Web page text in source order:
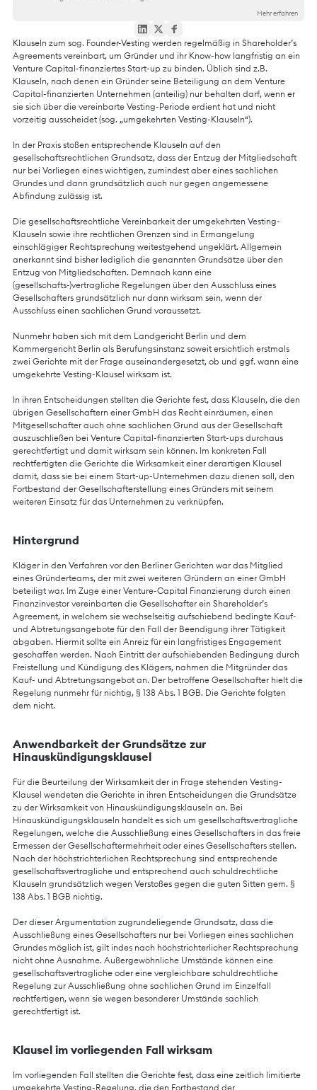
Mehr erfahren
Klauseln zum sog. Founder-Vesting werden regelmäßig in Shareholder’s
Agreements vereinbart, um Gründer und ihr Know-how langfristig an ein
Venture Capital-finanziertes Start-up zu binden. Üblich sind z.B.
Klauseln, nach denen ein Gründer seine Beteiligung an dem Venture
Capital-finanzierten Unternehmen (anteilig) nur behalten darf, wenn er
sie sich über die vereinbarte Vesting-Periode erdient hat und nicht
vorzeitig ausscheidet (sog. „umgekehrten Vesting-Klauseln“).
In der Praxis stoßen entsprechende Klauseln auf den
gesellschaftsrechtlichen Grundsatz, dass der Entzug der Mitgliedschaft
nur bei Vorliegen eines wichtigen, zumindest aber eines sachlichen
Grundes und dann grundsätzlich auch nur gegen angemessene
Abfindung zulässig ist.
Die gesellschaftsrechtliche Vereinbarkeit der umgekehrten Vesting-
Klauseln sowie ihre rechtlichen Grenzen sind in Ermangelung
einschlägiger Rechtsprechung weitestgehend ungeklärt. Allgemein
anerkannt sind bisher lediglich die genannten Grundsätze über den
Entzug von Mitgliedschaften. Demnach kann eine
(gesellschafts-)vertragliche Regelungen über den Ausschluss eines
Gesellschafters grundsätzlich nur dann wirksam sein, wenn der
Ausschluss einen sachlichen Grund voraussetzt.
Nunmehr haben sich mit dem Landgericht Berlin und dem
Kammergericht Berlin als Berufungsinstanz soweit ersichtlich erstmals
zwei Gerichte mit der Frage auseinandergesetzt, ob und ggf. wann eine
umgekehrte Vesting-Klausel wirksam ist.
In ihren Entscheidungen stellten die Gerichte fest, dass Klauseln, die den
übrigen Gesellschaftern einer GmbH das Recht einräumen, einen
Mitgesellschafter auch ohne sachlichen Grund aus der Gesellschaft
auszuschließen bei Venture Capital-finanzierten Start-ups durchaus
gerechtfertigt und damit wirksam sein können. Im konkreten Fall
rechtfertigten die Gerichte die Wirksamkeit einer derartigen Klausel
damit, dass sie bei einem Start-up-Unternehmen dazu dienen soll, den
Fortbestand der Gesellschafterstellung eines Gründers mit seinem
weiteren Einsatz für das Unternehmen zu verknüpfen.
Hintergrund
Kläger in den Verfahren vor den Berliner Gerichten war das Mitglied
eines Gründerteams, der mit zwei weiteren Gründern an einer GmbH
beteiligt war. Im Zuge einer Venture-Capital Finanzierung durch einen
Finanzinvestor vereinbarten die Gesellschafter ein Shareholder’s
Agreement, in welchem sie wechselseitig aufschiebend bedingte Kauf-
und Abtretungsangebote für den Fall der Beendigung ihrer Tätigkeit
abgaben. Hiermit sollte ein Anreiz für ein langfristiges Engagement
geschaffen werden. Nach Eintritt der aufschiebenden Bedingung durch
Freistellung und Kündigung des Klägers, nahmen die Mitgründer das
Kauf- und Abtretungsangebot an. Der betroffene Gesellschafter hielt die
Regelung nunmehr für nichtig, § 138 Abs. 1 BGB. Die Gerichte folgten
dem nicht.
Anwendbarkeit der Grundsätze zur
Hinauskündigungsklausel
Für die Beurteilung der Wirksamkeit der in Frage stehenden Vesting-
Klausel wendeten die Gerichte in ihren Entscheidungen die Grundsätze
zu der Wirksamkeit von Hinauskündigungsklauseln an. Bei
Hinauskündigungsklauseln handelt es sich um gesellschaftsvertragliche
Regelungen, welche die Ausschließung eines Gesellschafters in das freie
Ermessen der Gesellschaftermehrheit oder eines Gesellschafters stellen.
Nach der höchstrichterlichen Rechtsprechung sind entsprechende
gesellschaftsvertragliche und entsprechend auch schuldrechtliche
Klauseln grundsätzlich wegen Verstoßes gegen die guten Sitten gem. §
138 Abs. 1 BGB nichtig.
Der dieser Argumentation zugrundeliegende Grundsatz, dass die
Ausschließung eines Gesellschafters nur bei Vorliegen eines sachlichen
Grundes möglich ist, gilt indes nach höchstrichterlicher Rechtsprechung
nicht ohne Ausnahme. Außergewöhnliche Umstände können eine
gesellschaftsvertragliche oder eine vergleichbare schuldrechtliche
Regelung zur Ausschließung ohne sachlichen Grund im Einzelfall
rechtfertigen, wenn sie wegen besonderer Umstände sachlich
gerechtfertigt ist.
Klausel im vorliegenden Fall wirksam
Im vorliegenden Fall stellten die Gerichte fest, dass eine zeitlich limitierte
umgekehrte Vesting-Regelung, die den Fortbestand der